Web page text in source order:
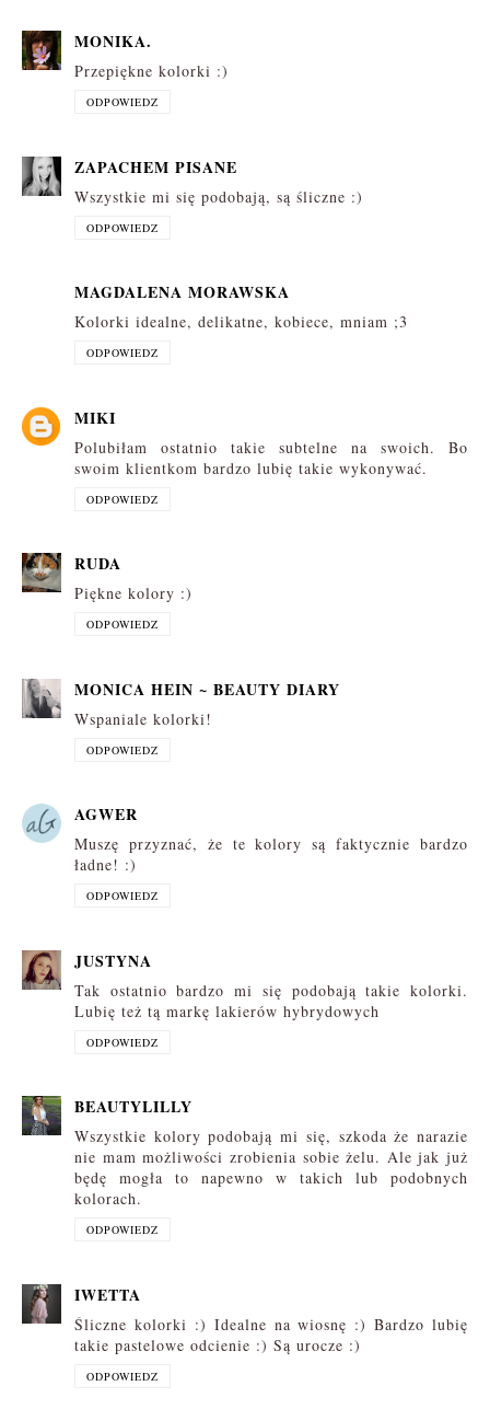
MONIKA.
Przepiękne kolorki :)
ODPOWIEDZ
ZAPACHEM PISANE
Wszystkie mi się podobają, są śliczne :)
ODPOWIEDZ
MAGDALENA MORAWSKA
Kolorki idealne, delikatne, kobiece, mniam ;3
ODPOWIEDZ
MIKI
Polubiłam ostatnio takie subtelne na swoich. Bo
swoim klientkom bardzo lubię takie wykonywać.
ODPOWIEDZ
RUDA
Piękne kolory :)
ODPOWIEDZ
MONICA HEIN ~ BEAUTY DIARY
Wspaniale kolorki!
ODPOWIEDZ
AGWER
Muszę przyznać, że te kolory są faktycznie bardzo
ładne! :)
ODPOWIEDZ
JUSTYNA
Tak ostatnio bardzo mi się podobają takie kolorki.
Lubię też tą markę lakierów hybrydowych
ODPOWIEDZ
BEAUTYLILLY
Wszystkie kolory podobają mi się, szkoda że narazie
nie mam możliwości zrobienia sobie żelu. Ale jak już
będę mogła to napewno w takich lub podobnych
kolorach.
ODPOWIEDZ
IWETTA
Śliczne kolorki :) Idealne na wiosnę :) Bardzo lubię
takie pastelowe odcienie :) Są urocze :)
ODPOWIEDZ